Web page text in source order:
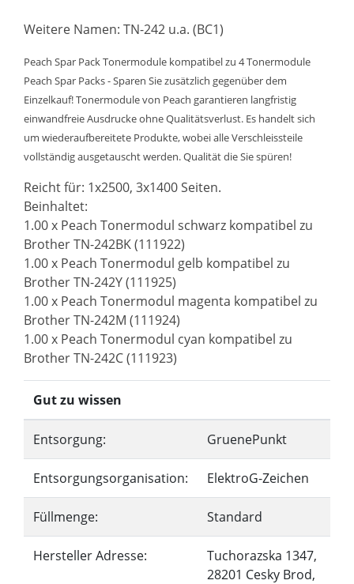
Weitere Namen: TN-242 u.a. (BC1)
Peach Spar Pack Tonermodule kompatibel zu 4 Tonermodule
Peach Spar Packs - Sparen Sie zusätzlich gegenüber dem
Einzelkauf! Tonermodule von Peach garantieren langfristig
einwandfreie Ausdrucke ohne Qualitätsverlust. Es handelt sich
um wiederaufbereitete Produkte, wobei alle Verschleissteile
vollständig ausgetauscht werden. Qualität die Sie spüren!
Reicht für: 1x2500, 3x1400 Seiten.
Beinhaltet:
1.00 x Peach Tonermodul schwarz kompatibel zu
Brother TN-242BK (111922)
1.00 x Peach Tonermodul gelb kompatibel zu
Brother TN-242Y (111925)
1.00 x Peach Tonermodul magenta kompatibel zu
Brother TN-242M (111924)
1.00 x Peach Tonermodul cyan kompatibel zu
Brother TN-242C (111923)
Gut zu wissen
Entsorgung: GruenePunkt
Entsorgungsorganisation: ElektroG-Zeichen
Füllmenge: Standard
Hersteller Adresse:
Tuchorazska 1347,
28201 Cesky Brod,